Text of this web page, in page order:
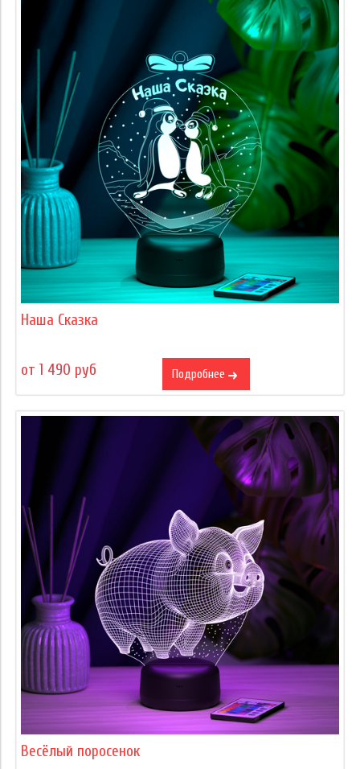
Наша Сказка
от 1 490 руб Подробнее
Весёлый поросенок